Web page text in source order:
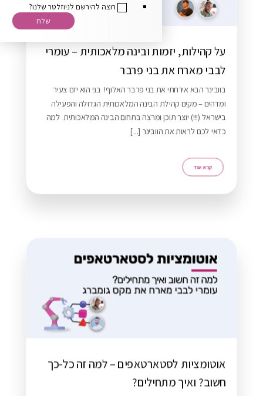
על קהילות, יזמות ובינה מלאכותית – עומרי
לבבי מארח את בני פרבר
בוובינר הבא אירחתי את בני פרבר האלוף! בני הוא יזם צעיר
ומדהים – מקים קהילת הבינה המלאכותית הגדולה והפעילה
בישראל (!!!) יוצר תוכן ומרצה בתחום הבינה המלאכותית למה
כדאי לכם לראות את הוובינר [...]
אוטומציות לסטארטאפים – למה זה כל-כך
חשוב? ואיך מתחילים?